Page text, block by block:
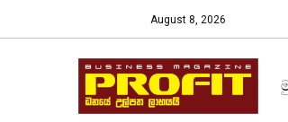
August 8, 2026